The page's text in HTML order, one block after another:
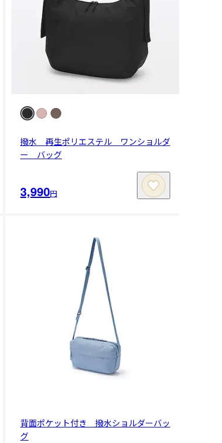
撥水 再生ポリエステル ワンショルダ
ー バッグ
3,990円
背面ポケット付き 撥水ショルダーバッ
グ